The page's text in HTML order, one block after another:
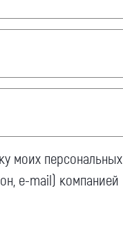
моих персональных
e-mail) компанией